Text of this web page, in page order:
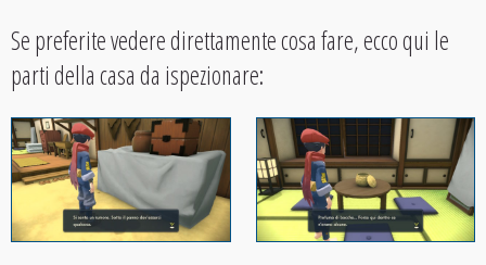
Se preferite vedere direttamente cosa fare, ecco qui le
parti della casa da ispezionare: